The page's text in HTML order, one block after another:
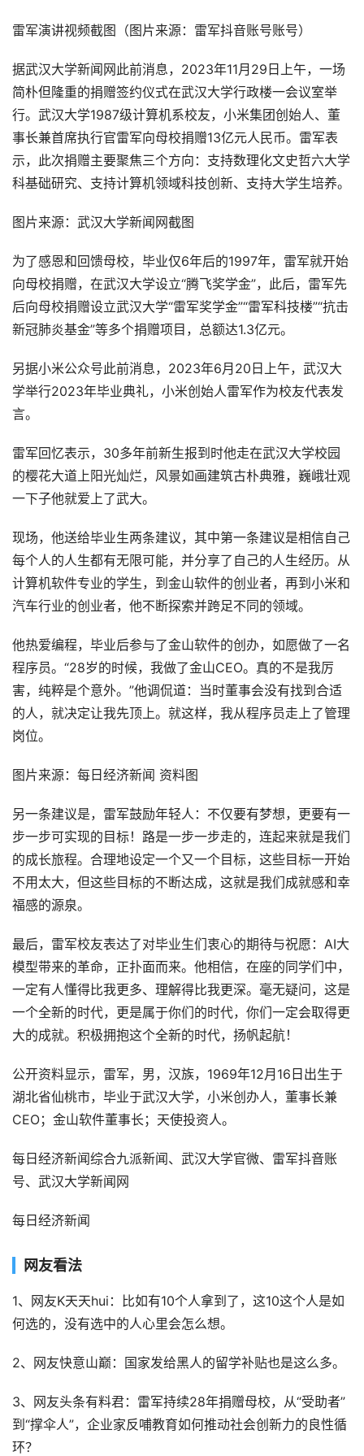
雷军演讲视频截图（图片来源：雷军抖音账号账号）
据武汉大学新闻网此前消息，2023年11月29日上午，一场
简朴但隆重的捐赠签约仪式在武汉大学行政楼一会议室举
行。武汉大学1987级计算机系校友，小米集团创始人、董
事长兼首席执行官雷军向母校捐赠13亿元人民币。雷军表
示，此次捐赠主要聚焦三个方向：支持数理化文史哲六大学
科基础研究、支持计算机领域科技创新、支持大学生培养。
图片来源：武汉大学新闻网截图
为了感恩和回馈母校，毕业仅6年后的1997年，雷军就开始
向母校捐赠，在武汉大学设立“腾飞奖学金”，此后，雷军先
后向母校捐赠设立武汉大学“雷军奖学金”“雷军科技楼”“抗击
新冠肺炎基金”等多个捐赠项目，总额达1.3亿元。
另据小米公众号此前消息，2023年6月20日上午，武汉大
学举行2023年毕业典礼，小米创始人雷军作为校友代表发
言。
雷军回忆表示，30多年前新生报到时他走在武汉大学校园
的樱花大道上阳光灿烂，风景如画建筑古朴典雅，巍峨壮观
一下子他就爱上了武大。
现场，他送给毕业生两条建议，其中第一条建议是相信自己
每个人的人生都有无限可能，并分享了自己的人生经历。从
计算机软件专业的学生，到金山软件的创业者，再到小米和
汽车行业的创业者，他不断探索并跨足不同的领域。
他热爱编程，毕业后参与了金山软件的创办，如愿做了一名
程序员。“28岁的时候，我做了金山CEO。真的不是我厉
害，纯粹是个意外。”他调侃道：当时董事会没有找到合适
的人，就决定让我先顶上。就这样，我从程序员走上了管理
岗位。
图片来源：每日经济新闻 资料图
另一条建议是，雷军鼓励年轻人：不仅要有梦想，更要有一
步一步可实现的目标！路是一步一步走的，连起来就是我们
的成长旅程。合理地设定一个又一个目标，这些目标一开始
不用太大，但这些目标的不断达成，这就是我们成就感和幸
福感的源泉。
最后，雷军校友表达了对毕业生们衷心的期待与祝愿：AI大
模型带来的革命，正扑面而来。他相信，在座的同学们中，
一定有人懂得比我更多、理解得比我更深。毫无疑问，这是
一个全新的时代，更是属于你们的时代，你们一定会取得更
大的成就。积极拥抱这个全新的时代，扬帆起航！
公开资料显示，雷军，男，汉族，1969年12月16日出生于
湖北省仙桃市，毕业于武汉大学，小米创办人，董事长兼
CEO；金山软件董事长；天使投资人。
每日经济新闻综合九派新闻、武汉大学官微、雷军抖音账
号、武汉大学新闻网
每日经济新闻
网友看法
1、网友K天天hui：比如有10个人拿到了，这10这个人是如
何选的，没有选中的人心里会怎么想。
2、网友快意山巅：国家发给黑人的留学补贴也是这么多。
3、网友头条有料君：雷军持续28年捐赠母校，从“受助者”
到“撑伞人”，企业家反哺教育如何推动社会创新力的良性循
环？